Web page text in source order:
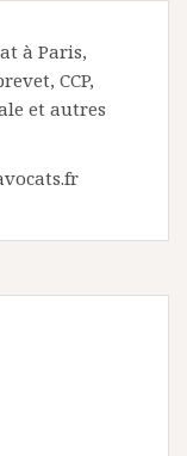
à Paris,
CCP,
et autres